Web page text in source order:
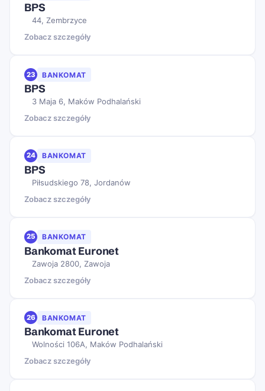
BPS
44, Zembrzyce
Zobacz szczegóły
23 BANKOMAT
BPS
3 Maja 6, Maków Podhalański
Zobacz szczegóły
24 BANKOMAT
BPS
Piłsudskiego 78, Jordanów
Zobacz szczegóły
25 BANKOMAT
Bankomat Euronet
Zawoja 2800, Zawoja
Zobacz szczegóły
26 BANKOMAT
Bankomat Euronet
Wolności 106A, Maków Podhalański
Zobacz szczegóły